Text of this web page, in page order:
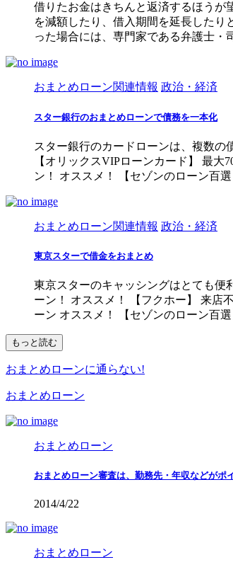
借りたお金はきちんと返済するほうが
を減額したり、借入期間を延長した
った場合には、専門家である弁護士・
おまとめローン関連情報 政治・経済
スター銀行のおまとめローンで債務を一本化
スター銀行のカードローンは、複数の
【オリックスVIPローンカード】 最
ン！ オススメ！ 【セゾンのローン百
おまとめローン関連情報 政治・経済
東京スターで借金をおまとめ
東京スターのキャッシングはとても便
ーン！ オススメ！ 【フクホー】 来店
ーン オススメ！ 【セゾンのローン百
もっと読む
おまとめローンに通らない!
おまとめローン
おまとめローン
おまとめローン審査は、勤務先・年収などがポ
2014/4/22
おまとめローン